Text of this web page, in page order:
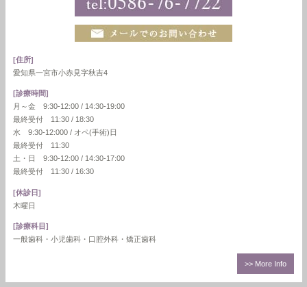
[住所]
愛知県一宮市小赤見字秋吉4
[診療時間]
月～金 9:30-12:00 / 14:30-19:00
最終受付 11:30 / 18:30
水 9:30-12:000 / オペ(手術)日
最終受付 11:30
土・日 9:30-12:00 / 14:30-17:00
最終受付 11:30 / 16:30
[休診日]
木曜日
[診療科目]
一般歯科・小児歯科・口腔外科・矯正歯科
>> More Info